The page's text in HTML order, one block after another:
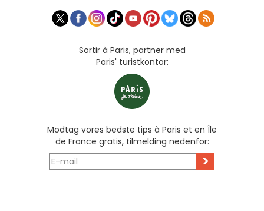
Sortir à Paris, partner med
Paris' turistkontor:
Modtag vores bedste tips à Paris et en Île
de France gratis, tilmelding nedenfor:
>